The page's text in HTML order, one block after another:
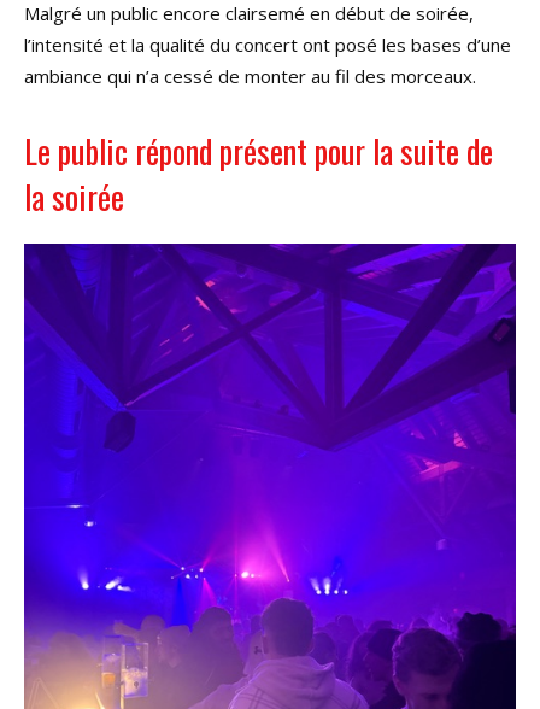
Malgré un public encore clairsemé en début de soirée,
l’intensité et la qualité du concert ont posé les bases d’une
ambiance qui n’a cessé de monter au fil des morceaux.
Le public répond présent pour la suite de
la soirée